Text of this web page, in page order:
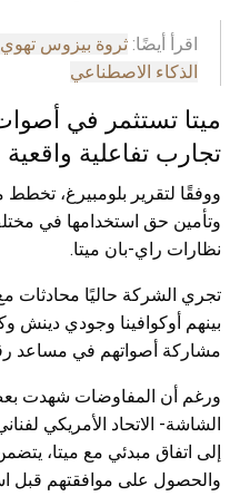
اقرأ أيضًا:
الذكاء الاصطناعي
ميتا تستثمر في أصوات
تجارب تفاعلية واقعية
ووفقًا لتقرير بلومبيرغ،
وتأمين حق استخدامها في
نظارات راي-بان ميتا.
تجري الشركة حاليًا محادثات
بينهم أوكوافينا وجودي دينش
مشاركة أصواتهم في مساعد
ورغم أن المفاوضات شهدت
الشاشة- الاتحاد الأمريكي
إلى اتفاق مبدئي مع ميتا،
والحصول على موافقتهم قبل